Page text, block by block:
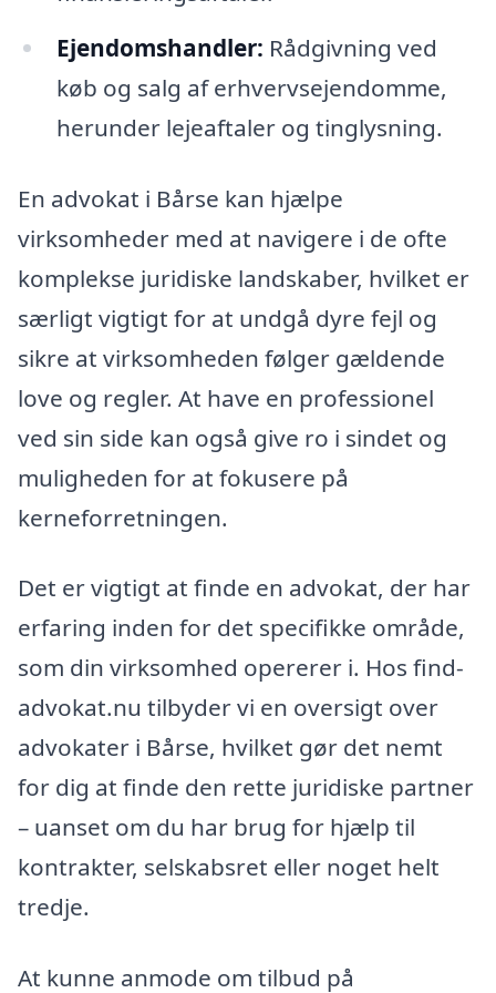
Ejendomshandler: Rådgivning ved
køb og salg af erhvervsejendomme,
herunder lejeaftaler og tinglysning.
En advokat i Bårse kan hjælpe
virksomheder med at navigere i de ofte
komplekse juridiske landskaber, hvilket er
særligt vigtigt for at undgå dyre fejl og
sikre at virksomheden følger gældende
love og regler. At have en professionel
ved sin side kan også give ro i sindet og
muligheden for at fokusere på
kerneforretningen.
Det er vigtigt at finde en advokat, der har
erfaring inden for det specifikke område,
som din virksomhed opererer i. Hos find-
advokat.nu tilbyder vi en oversigt over
advokater i Bårse, hvilket gør det nemt
for dig at finde den rette juridiske partner
– uanset om du har brug for hjælp til
kontrakter, selskabsret eller noget helt
tredje.
At kunne anmode om tilbud på